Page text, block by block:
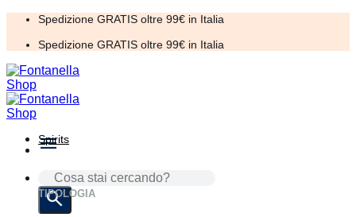
Salta
contenuti
Spedizione GRATIS oltre 99€ in Italia
Spedizione GRATIS oltre 99€ in Italia
CERCA:
Spirits
TIPOLOGIA